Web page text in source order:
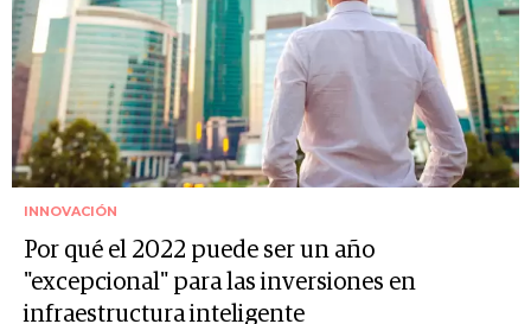
INNOVACIÓN
Por qué el 2022 puede ser un año
"excepcional" para las inversiones en
infraestructura inteligente